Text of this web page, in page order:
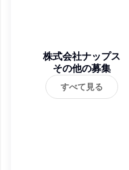
株式会社ナップス
その他の募集
すべて見る